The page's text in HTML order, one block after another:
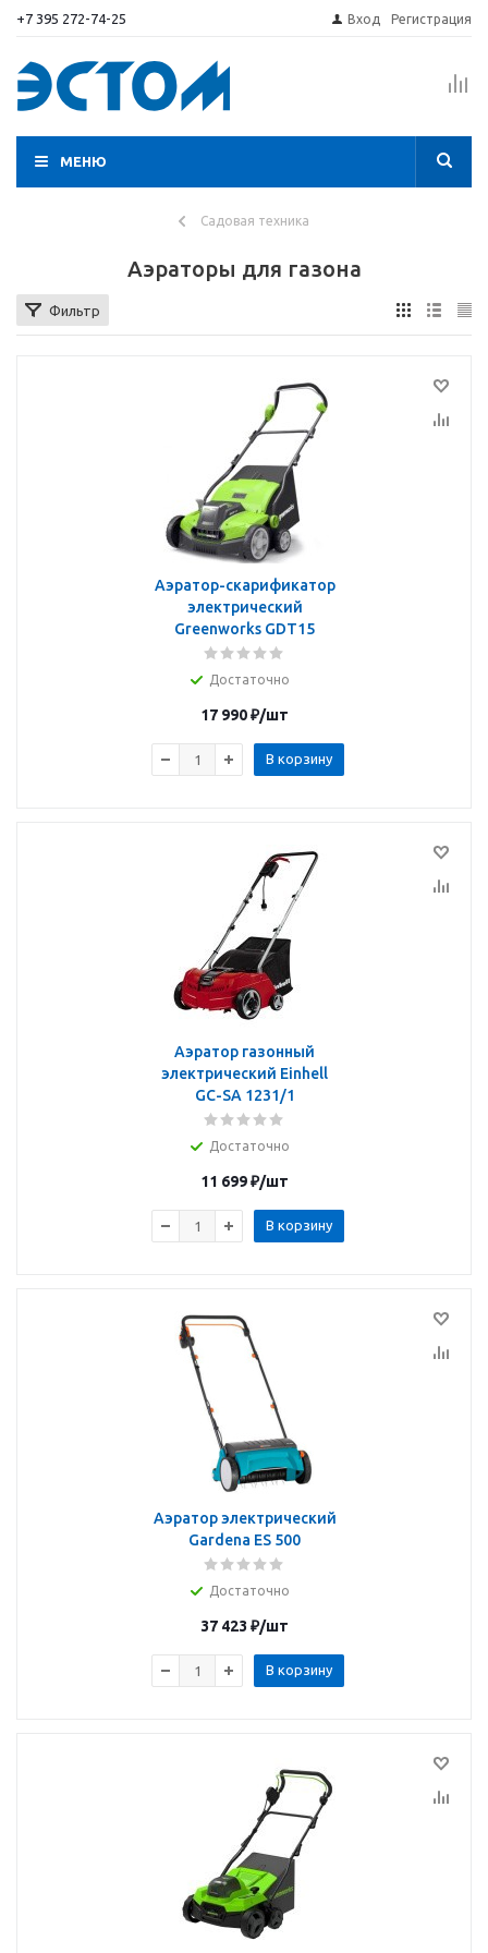
+7 395 272-74-25 Вход Регистрация
МЕНЮ
Садовая техника
Аэраторы для газона
Фильтр
Аэратор-скарификатор
электрический
Greenworks GDT15
Достаточно
17 990₽/шт
В корзину
Аэратор газонный
электрический Einhell
GC-SA 1231/1
Достаточно
11 699₽/шт
В корзину
Аэратор электрический
Gardena ES 500
Достаточно
37 423 ₽/шт
В корзину